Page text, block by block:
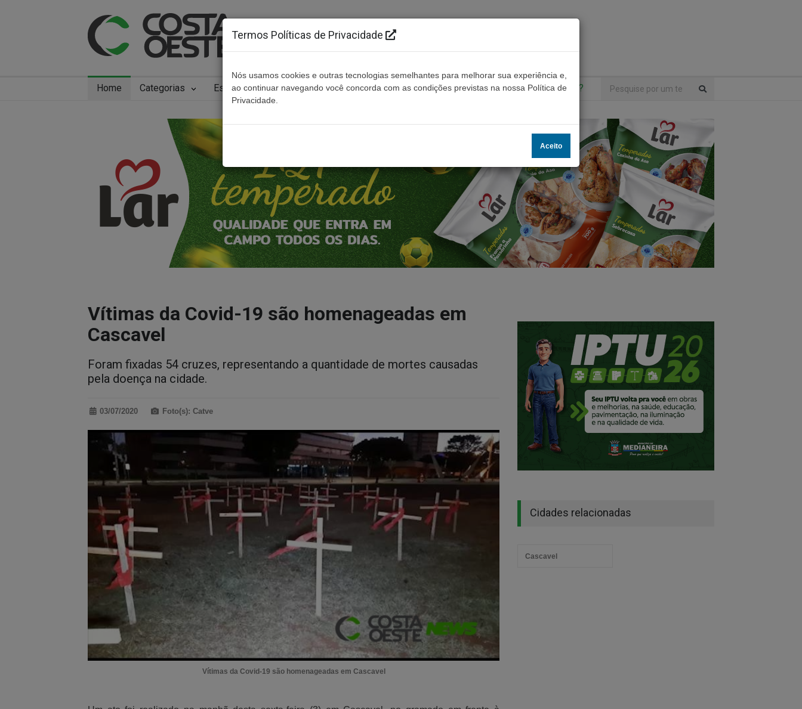
Home Categorias Especiais Cidades Ouça ao vivo Contato Não encontrou algo?
Vítimas da Covid-19 são homenageadas em
Cascavel
Foram fixadas 54 cruzes, representando a quantidade de mortes causadas
pela doença na cidade.
03/07/2020 Foto(s): Catve
Vítimas da Covid-19 são homenageadas em Cascavel
Cidades relacionadas
Cascavel
Termos Políticas de Privacidade
Nós usamos cookies e outras tecnologias semelhantes para melhorar sua experiência e,
ao continuar navegando você concorda com as condições previstas na nossa Política de
Privacidade.
Aceito